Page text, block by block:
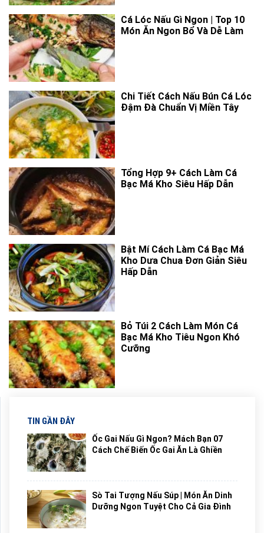
Cá Lóc Nấu Gì Ngon | Top 10
Món Ăn Ngon Bổ Và Dễ Làm
Chi Tiết Cách Nấu Bún Cá Lóc
Đậm Đà Chuẩn Vị Miền Tây
Tổng Hợp 9+ Cách Làm Cá
Bạc Má Kho Siêu Hấp Dẫn
Bật Mí Cách Làm Cá Bạc Má
Kho Dưa Chua Đơn Giản Siêu
Hấp Dẫn
Bỏ Túi 2 Cách Làm Món Cá
Bạc Má Kho Tiêu Ngon Khó
Cưỡng
TIN GẦN ĐÂY
Ốc Gai Nấu Gì Ngon? Mách Bạn 07
Cách Chế Biến Ốc Gai Ăn Là Ghiền
Sò Tai Tượng Nấu Súp | Món Ăn Dinh
Dưỡng Ngon Tuyệt Cho Cả Gia Đình